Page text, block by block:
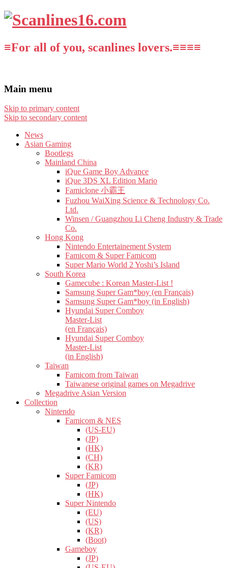
≡For all of you, scanlines lovers.≡≡≡≡
Main menu
Skip to primary content
Skip to secondary content
News
Asian Gaming
Bootlegs
Mainland China
iQue Game Boy Advance
iQue 3DS XL Edition Mario
Famiclone 小霸王
Fuzhou WaiXing Science & Technology Co.
Ltd.
Winsen / Guangzhou Li Cheng Industry & Trade
Co.
Hong Kong
Nintendo Entertainement System
Famicom & Super Famicom
Super Mario World 2 Yoshi’s Island
South Korea
Gamecube : Korean Master-List !
Samsung Super Gam*boy (en Français)
Samsung Super Gam*boy (in English)
Hyundai Super Comboy
Master-List
(en Français)
Hyundai Super Comboy
Master-List
(in English)
Taiwan
Famicom from Taiwan
Taiwanese original games on Megadrive
Megadrive Asian Version
Collection
Nintendo
Famicom & NES
(US-EU)
(JP)
(HK)
(CH)
(KR)
Super Famicom
(JP)
(HK)
Super Nintendo
(EU)
(US)
(KR)
(Boot)
Gameboy
(JP)